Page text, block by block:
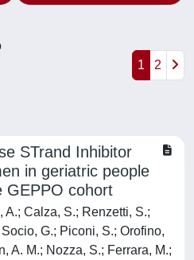
1 2
STrand Inhibitor
in geriatric people
GEPPO cohort
Calza, S.; Renzetti, S.;
G.; Piconi, S.; Orofino,
A. M.; Nozza, S.; Ferrara, M.;